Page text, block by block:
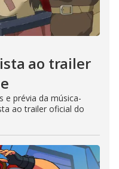
ao trailer
e prévia da música-
ao trailer oficial do